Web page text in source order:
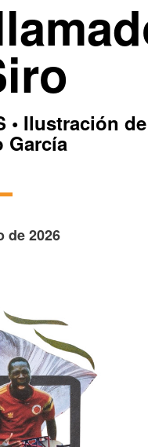
• Ilustración de
García
de 2026